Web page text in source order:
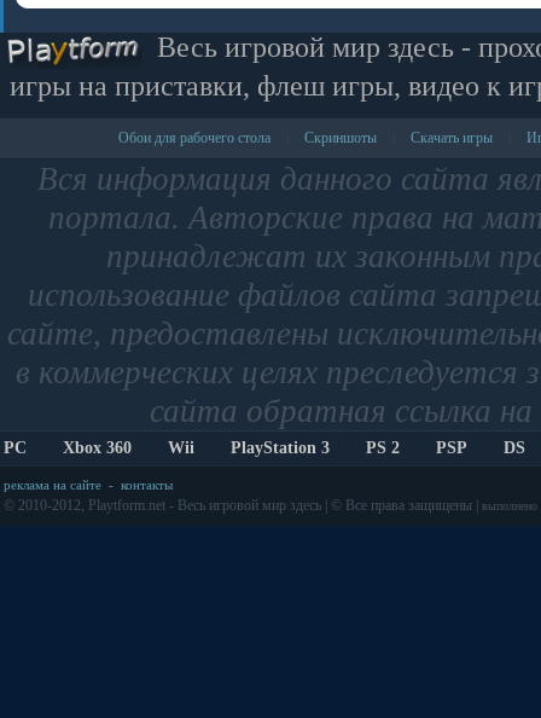
Весь игровой мир здесь -
игры на приставки, флеш игры, видео к
Обои для рабочего стола Скриншоты Скачать игры
Вся информация данного сайта
портала. Авторские права на
принадлежат их законным
использование файлов сайта
сайте, предоставлены
в коммерческих целях
сайта обратная ссылка
PC Xbox 360 Wii PlayStation 3 PS 2 PSP DS
реклама на сайте - контакты
© 2010-2012, Playtform.net - Весь игровой мир здесь | © Все права защищены | выполнено